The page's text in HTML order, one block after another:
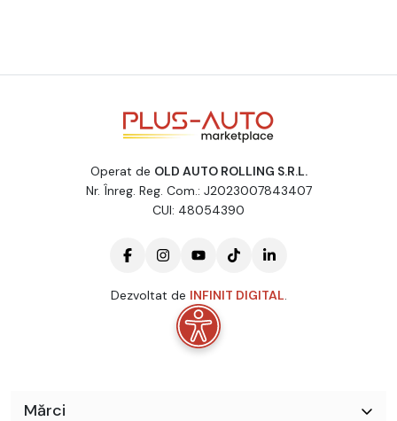
Operat de OLD AUTO ROLLING S.R.L.
Nr. Înreg. Reg. Com.: J2023007843407
CUI: 48054390
Dezvoltat de INFINIT DIGITAL.
Mărci